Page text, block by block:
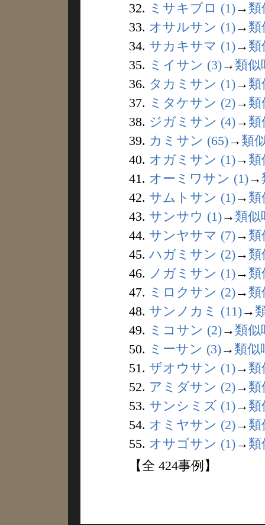
32. ミサキブロ (1)→ 類
33. オサルサン (1)→ 類
34. サカキサマ (1)→ 類
35. ミイサン (3)→ 類似
36. タカミサン (1)→ 類
37. ミタケサン (2)→ 類
38. ジガミサン (4)→ 類
39. カミサン (65)→ 類
40. オガミサン (1)→ 類
41. オーミワサン (1)→
42. サムトサン (1)→ 類
43. サンサウ (1)→ 類似
44. サンヤサマ (7)→ 類
45. ハガミサン (2)→ 類
46. ノガミサン (1)→ 類
47. ミロクサン (2)→ 類
48. サンノカミ (11)→
49. ミコサン (2)→ 類似
50. ミーサン (3)→ 類似
51. ザオウサン (1)→ 類
52. アミダサン (2)→ 類
53. サンシミズ (1)→ 類
54. オミヤサン (2)→ 類
55. オサゴサン (1)→ 類
【全 424事例】